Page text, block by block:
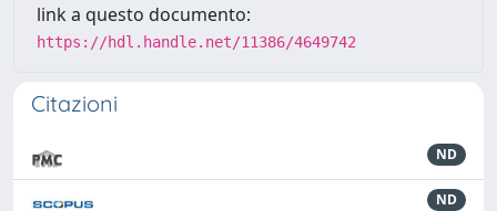
link a questo documento:
https://hdl.handle.net/11386/4649742
Citazioni
ND
ND